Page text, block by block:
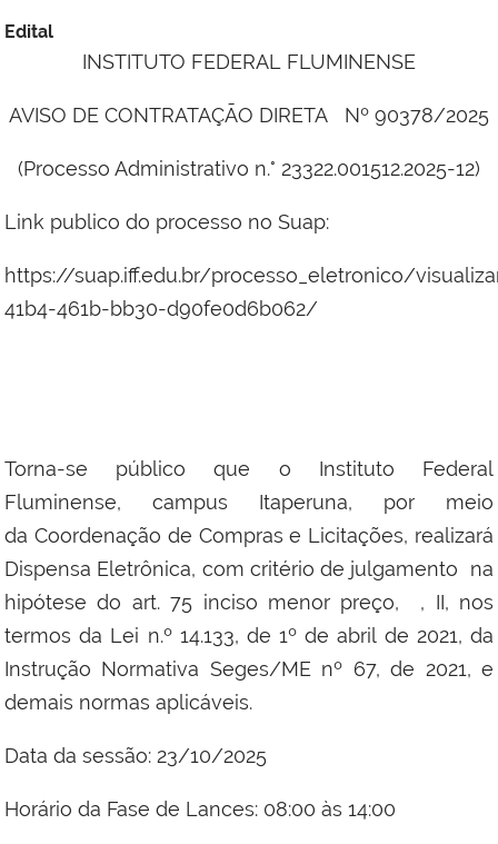
Edital
INSTITUTO FEDERAL FLUMINENSE
AVISO DE CONTRATAÇÃO DIRETA Nº 90378/2025
(Processo Administrativo n.° 23322.001512.2025-12)
Link publico do processo no Suap:
https://suap.iff.edu.br/processo_eletronico/
41b4-461b-bb30-d90fe0d6b062/
Torna-se público que o Instituto Federal
Fluminense, campus Itaperuna, por meio
da Coordenação de Compras e Licitações, realizará
Dispensa Eletrônica, com critério de julgamento na
hipótese do art. 75 inciso menor preço, , II, nos
termos da Lei n.º 14.133, de 1º de abril de 2021, da
Instrução Normativa Seges/ME nº 67, de 2021, e
demais normas aplicáveis.
Data da sessão: 23/10/2025
Horário da Fase de Lances: 08:00 às 14:00